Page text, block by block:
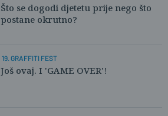
Što se dogodi djetetu prije nego što
postane okrutno?
19. GRAFFITI FEST
Još ovaj. I 'GAME OVER'!